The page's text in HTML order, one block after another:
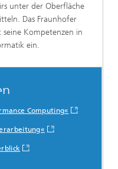
unter der Oberfläche
Das Fraunhofer
seine Kompetenzen in
ein.
Computing«